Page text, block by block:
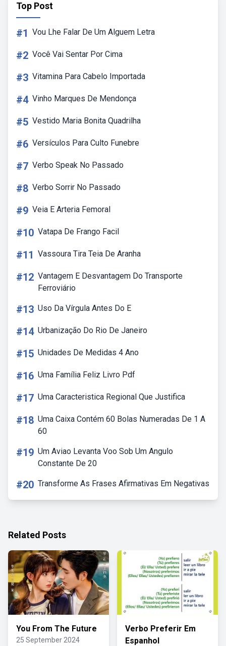
Top Post
#1 Vou Lhe Falar De Um Alguem Letra
#2 Você Vai Sentar Por Cima
#3 Vitamina Para Cabelo Importada
#4 Vinho Marques De Mendonça
#5 Vestido Maria Bonita Quadrilha
#6 Versículos Para Culto Funebre
#7 Verbo Speak No Passado
#8 Verbo Sorrir No Passado
#9 Veia E Arteria Femoral
#10 Vatapa De Frango Facil
#11 Vassoura Tira Teia De Aranha
#12 Vantagem E Desvantagem Do Transporte
Ferroviário
#13 Uso Da Vírgula Antes Do E
#14 Urbanização Do Rio De Janeiro
#15 Unidades De Medidas 4 Ano
#16 Uma Família Feliz Livro Pdf
#17 Uma Caracteristica Regional Que Justifica
#18 Uma Caixa Contém 60 Bolas Numeradas De 1 A
60
#19 Um Aviao Levanta Voo Sob Um Angulo
Constante De 20
#20 Transforme As Frases Afirmativas Em Negativas
Related Posts
You From The Future
25 September 2024
Verbo Preferir Em
Espanhol